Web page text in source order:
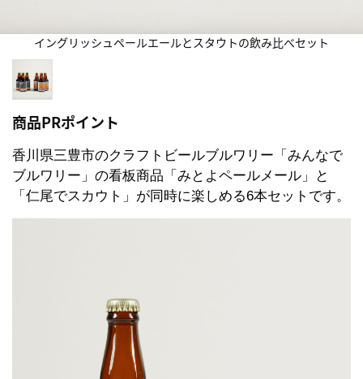
イングリッシュペールエールとスタウトの飲み比べセット
商品PRポイント
香川県三豊市のクラフトビールブルワリー「みんなで
ブルワリー」の看板商品「みとよペールメール」と
「仁尾でスカウト」が同時に楽しめる6本セットです。